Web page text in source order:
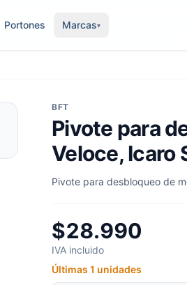
Portones Marcas▾
BFT
Pivote para
Veloce, Icaro
Pivote para desbloqueo de
$28.990
IVA incluido
Últimas 1 unidades